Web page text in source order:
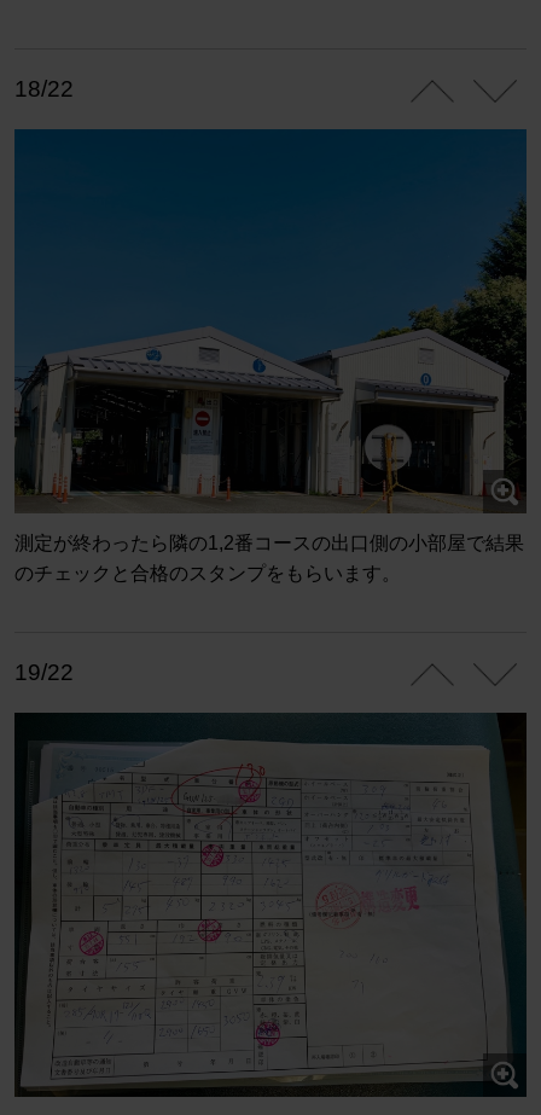
18/22
測定が終わったら隣の1,2番コースの出口側の小部屋で結果
のチェックと合格のスタンプをもらいます。
19/22